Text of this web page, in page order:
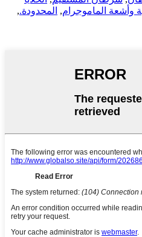
وأشعة الماموجرام, المحدودة.,